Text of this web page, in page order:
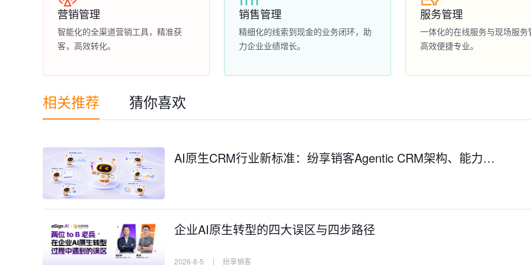
营销管理
智能化的全渠道营销工具，精准获
客，高效转化。
销售管理
精细化的线索到现金的业务闭环，助
力企业业绩增长。
服务管理
一体化的在线服务与现场服务
高效便捷专业。
相关推荐 猜你喜欢
AI原生CRM行业新标准：纷享销客Agentic CRM架构、能力…
企业AI原生转型的四大误区与四步路径
2026-8-5 | 纷享销客